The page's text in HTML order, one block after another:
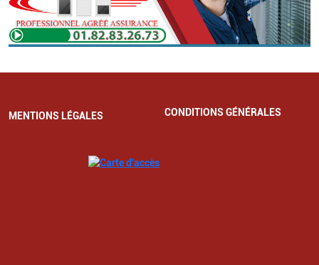
MENTIONS LÉGALES CONDITIONS GÉNÉRALES